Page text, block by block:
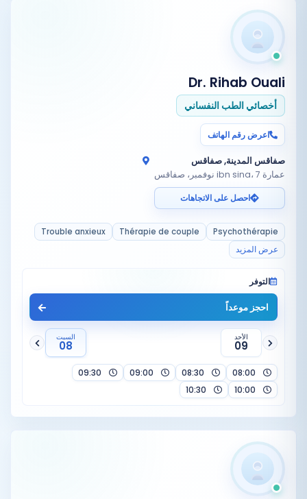
Dr. Rihab Ouali
أخصائي الطب النفساني
اعرض رقم الهاتف
صفاقس المدينة, صفاقس
عمارة ibn sina، 7 نوفمبر، صفاقس
احصل على الاتجاهات
Psychothérapie
Thérapie de couple
Trouble anxieux
عرض المزيد
التوفر
احجز موعداً
الأحد
09
السبت
08